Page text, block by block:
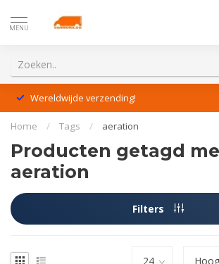
MENU
Wereldwijde verzending!
Home / Tags / aeration
Producten getagd
aeration
Filters